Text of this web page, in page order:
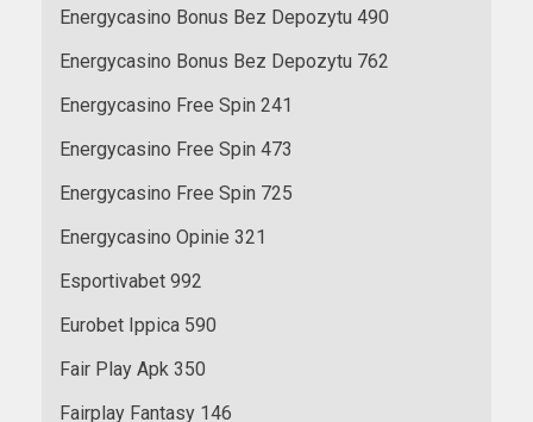
Energycasino Bonus Bez Depozytu 490
Energycasino Bonus Bez Depozytu 762
Energycasino Free Spin 241
Energycasino Free Spin 473
Energycasino Free Spin 725
Energycasino Opinie 321
Esportivabet 992
Eurobet Ippica 590
Fair Play Apk 350
Fairplay Fantasy 146